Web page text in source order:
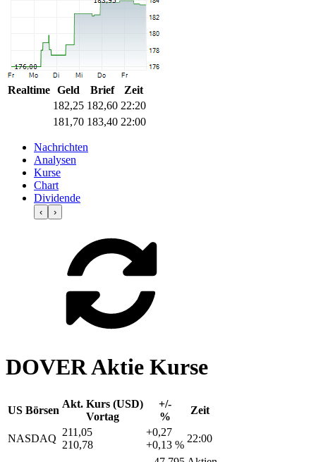
Realtime Geld Brief
Zeit
182,25 182,60 22:20
181,70 183,40 22:00
Nachrichten
Analysen
Kurse
Chart
Dividende
‹ ›
DOVER Aktie Kurse
US Börsen
Akt. Kurs (USD)
Vortag
+/-
%
Zeit
NASDAQ
211,05
210,78
+0,27
+0,13 %
22:00